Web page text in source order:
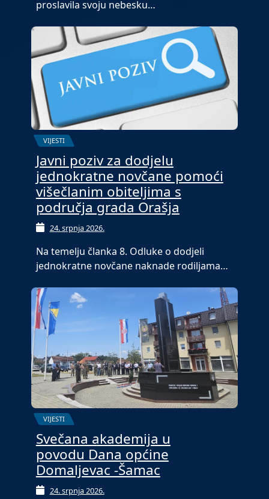
proslavila svoju nebesku…
VIJESTI
Javni poziv za dodjelu
jednokratne novčane pomoći
višečlanim obiteljima s
područja grada Orašja
24. srpnja 2026.
Na temelju članka 8. Odluke o dodjeli
jednokratne novčane naknade rodiljama…
VIJESTI
Svečana akademija u
povodu Dana općine
Domaljevac -Šamac
24. srpnja 2026.